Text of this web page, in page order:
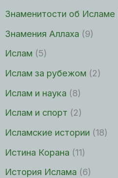
Знаменитости об Исламе
Знамения Аллаха (9)
Ислам (5)
Ислам за рубежом (2)
Ислам и наука (8)
Ислам и спорт (2)
Исламские истории (18)
Истина Корана (11)
История Ислама (6)